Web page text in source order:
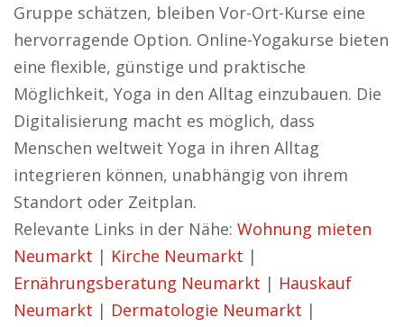
Gruppe schätzen, bleiben Vor-Ort-Kurse eine
hervorragende Option. Online-Yogakurse bieten
eine flexible, günstige und praktische
Möglichkeit, Yoga in den Alltag einzubauen. Die
Digitalisierung macht es möglich, dass
Menschen weltweit Yoga in ihren Alltag
integrieren können, unabhängig von ihrem
Standort oder Zeitplan.
Relevante Links in der Nähe: Wohnung mieten
Neumarkt | Kirche Neumarkt |
Ernährungsberatung Neumarkt | Hauskauf
Neumarkt | Dermatologie Neumarkt |